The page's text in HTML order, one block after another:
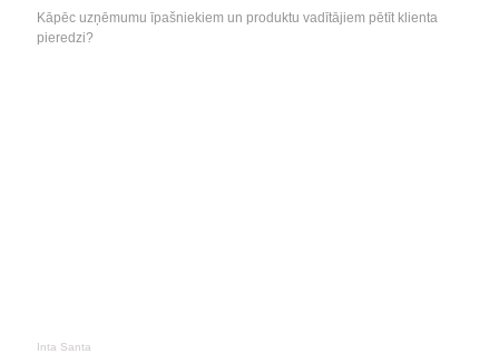
Kāpēc uzņēmumu īpašniekiem un produktu vadītājiem pētīt klienta
pieredzi?
Inta Santa